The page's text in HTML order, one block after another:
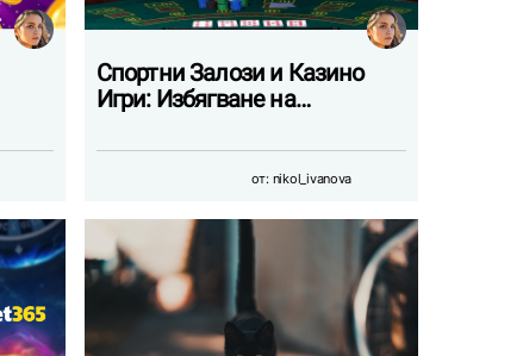
Спортни Залози и Казино
Игри: Избягване на…
от: nikol_ivanova